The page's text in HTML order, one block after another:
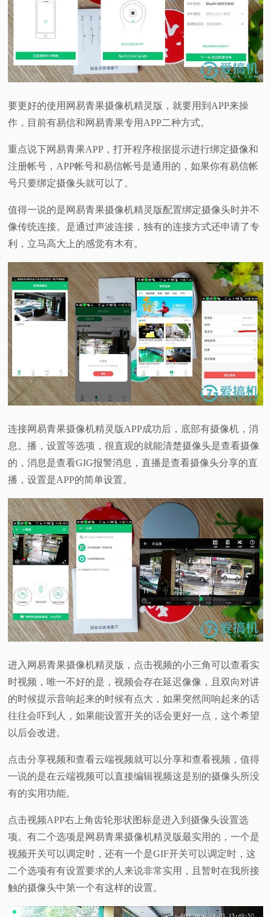
要更好的使用网易青果摄像机精灵版，就要用到APP来操
作，目前有易信和网易青果专用APP二种方式。
重点说下网易青果APP，打开程序根据提示进行绑定摄像和
注册帐号，APP帐号和易信帐号是通用的，如果你有易信帐
号只要绑定摄像头就可以了。
值得一说的是网易青果摄像机精灵版配置绑定摄像头时并不
像传统连接。是通过声波连接，独有的连接方式还申请了专
利，立马高大上的感觉有木有。
连接网易青果摄像机精灵版APP成功后，底部有摄像机，消
息。播，设置等选项，很直观的就能清楚摄像头是查看摄像
的，消息是查看GIG报警消息，直播是查看摄像头分享的直
播，设置是APP的简单设置。
进入网易青果摄像机精灵版，点击视频的小三角可以查看实
时视频，唯一不好的是，视频会存在延迟像像，且双向对讲
的时候提示音响起来的时候有点大，如果突然间响起来的话
往往会吓到人，如果能设置开关的话会更好一点，这个希望
以后会改进。
点击分享视频和查看云端视频就可以分享和查看视频，值得
一说的是在云端视频可以直接编辑视频这是别的摄像头所没
有的实用功能。
点击视频APP右上角齿轮形状图标是进入到摄像头设置选
项。有二个选项是网易青果摄像机精灵版最实用的，一个是
视频开关可以调定时，还有一个是GIF开关可以调定时，这
二个选项有有设置要求的人来说非常实用，且暂时在我所接
触的摄像头中第一个有这样的设置。